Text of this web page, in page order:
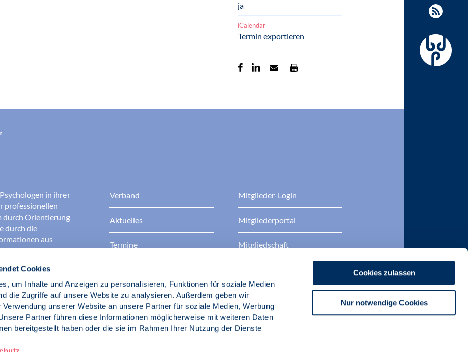
Cookies
um Inhalte und Anzeigen zu personalisieren, Funktionen für soziale Medien
die Zugriffe auf unsere Website zu analysieren. Außerdem geben wir
unserer Website an unsere Partner für soziale Medien, Werbung
Partner führen diese Informationen möglicherweise mit weiteren Daten
bereitgestellt haben oder die sie im Rahmen Ihrer Nutzung der Dienste
Cookies zulassen
Nur notwendige Cookies
ja
iCalendar
Termin exportieren
in ihrer
professionellen
durch Orientierung
durch die
aus
sorgen dafür, dass
verantwortungsvoll
wir das Ansehen aller
und
in der Gesellschaft.
und Psychologen
Verband
Aktuelles
Termine
Berufsethik
Fach- und Berufspolitik
Mitglieder-Login
Mitgliederportal
Mitgliedschaft
BDP Zertifizierungen